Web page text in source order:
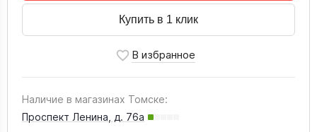
Купить в 1 клик
Наличие в магазинах Томске:
Проспект Ленина, д. 76а